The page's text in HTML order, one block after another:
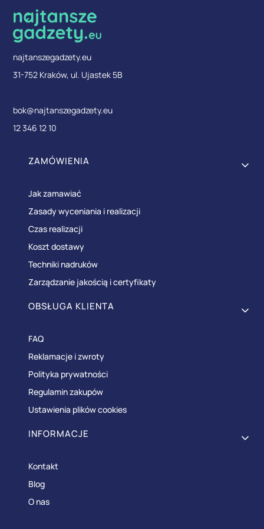
najtanszegadzety.eu
31-752 Kraków, ul. Ujastek 5B
bok@najtanszegadzety.eu
12 346 12 10
Linki w stopce
ZAMÓWIENIA
Jak zamawiać
Zasady wyceniania i realizacji
Czas realizacji
Koszt dostawy
Techniki nadruków
Zarządzanie jakością i certyfikaty
OBSŁUGA KLIENTA
FAQ
Reklamacje i zwroty
Polityka prywatności
Regulamin zakupów
Ustawienia plików cookies
INFORMACJE
Kontakt
Blog
O nas